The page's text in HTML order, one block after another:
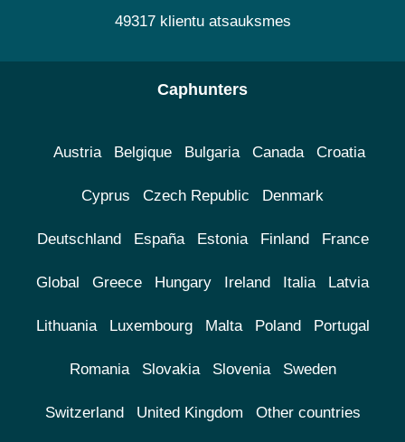
49317 klientu atsauksmes
Caphunters
Austria Belgique Bulgaria Canada Croatia
Cyprus Czech Republic Denmark
Deutschland España Estonia Finland France
Global Greece Hungary Ireland Italia Latvia
Lithuania Luxembourg Malta Poland Portugal
Romania Slovakia Slovenia Sweden
Switzerland United Kingdom Other countries